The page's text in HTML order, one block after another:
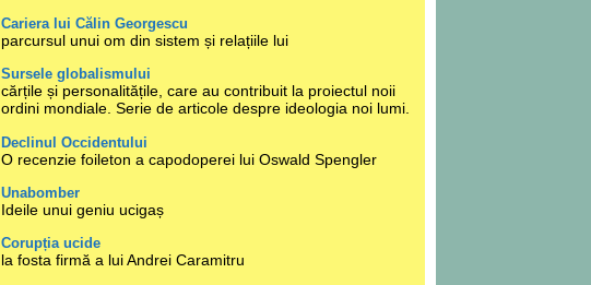
Cariera lui Călin Georgescu
parcursul unui om din sistem și relațiile lui
Sursele globalismului
cărțile și personalitățile, care au contribuit la proiectul noii
ordini mondiale. Serie de articole despre ideologia noi lumi.
Declinul Occidentului
O recenzie foileton a capodoperei lui Oswald Spengler
Unabomber
Ideile unui geniu ucigaș
Corupția ucide
la fosta firmă a lui Andrei Caramitru